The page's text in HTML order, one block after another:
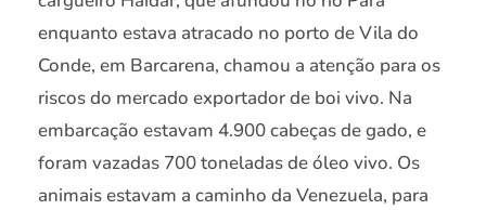
enquanto estava atracado no porto de Vila do
Conde, em Barcarena, chamou a atenção para os
riscos do mercado exportador de boi vivo. Na
embarcação estavam 4.900 cabeças de gado, e
foram vazadas 700 toneladas de óleo vivo. Os
animais estavam a caminho da Venezuela, para